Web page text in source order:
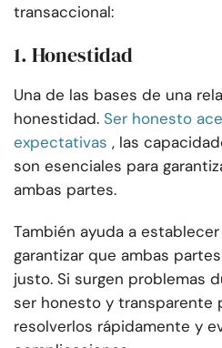
transaccional:
1. Honestidad
Una de las bases de una
honestidad. Ser honesto
expectativas , las
son esenciales para
ambas partes.
También ayuda a
garantizar que ambas
justo. Si surgen problemas
ser honesto y transparente
resolverlos rápidamente y